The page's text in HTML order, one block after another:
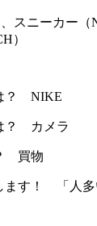
スニーカー（
）
？ NIKE
？ カメラ
買物
ます！ 「人多